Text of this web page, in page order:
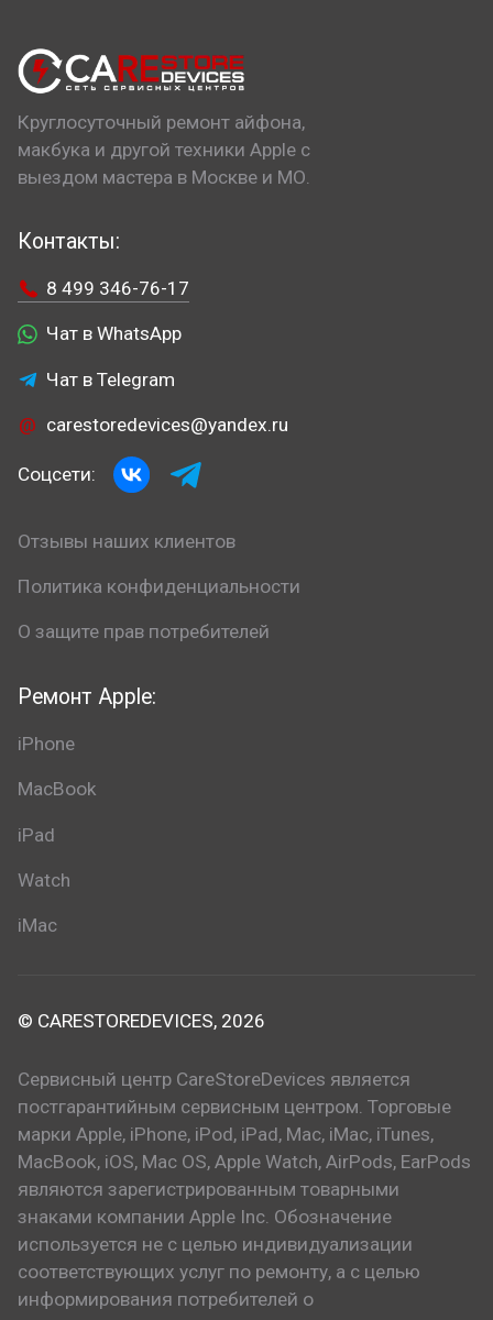
Круглосуточный ремонт айфона,
макбука и другой техники Apple с
выездом мастера в Москве и МО.
Ремонт Apple:
iPhone
MacBook
iPad
Watch
iMac
Контакты:
8 499 346-76-17
Чат в WhatsApp
Чат в Telegram
carestoredevices@yandex.ru
Соцсети:
Отзывы наших клиентов
Политика конфиденциальности
О защите прав потребителей
© CARESTOREDEVICES, 2026
Сервисный центр CareStoreDevices является
постгарантийным сервисным центром. Торговые
марки Apple, iPhone, iPod, iPad, Mac, iMac, iTunes,
MacBook, iOS, Mac OS, Apple Watch, AirPods, EarPods
являются зарегистрированным товарными
знаками компании Apple Inc. Обозначение
используется не с целью индивидуализации
соответствующих услуг по ремонту, а с целью
информирования потребителей о